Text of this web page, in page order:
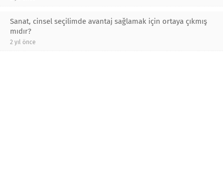
Sanat, cinsel seçilimde avantaj sağlamak için ortaya çıkmış
mıdır?
2 yıl önce